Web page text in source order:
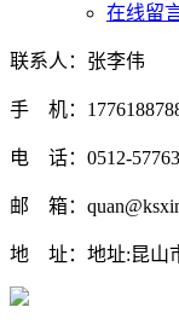
在线留
联系人：张李伟
手 机：
电 话：0512-
邮 箱：
地 址：地址:昆山